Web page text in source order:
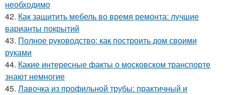
необходимо
42. Как защитить мебель во время ремонта: лучшие
варианты покрытий
43. Полное руководство: как построить дом своими
руками
44. Какие интересные факты о московском транспорте
знают немногие
45. Лавочка из профильной трубы: практичный и